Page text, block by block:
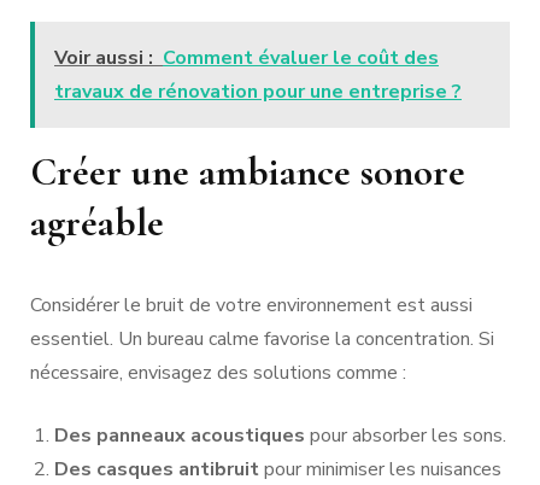
Voir aussi : Comment évaluer le coût des
travaux de rénovation pour une entreprise ?
Créer une ambiance sonore
agréable
Considérer le bruit de votre environnement est aussi
essentiel. Un bureau calme favorise la concentration. Si
nécessaire, envisagez des solutions comme :
Des panneaux acoustiques pour absorber les sons.
Des casques antibruitpour minimiser les nuisances